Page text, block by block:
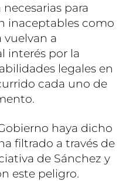
para
inaceptables como
a
interés por la
legales en
cada uno de
haya dicho
filtrado a través de
de Sánchez y
este peligro.